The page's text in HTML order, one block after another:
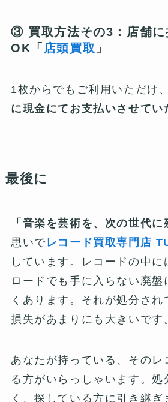
③ 買取方法その3：店舗に
OK「 店頭買取 」
1枚からでもご利用いただけ、
に現金にてお支払いさせてい
最後に
「音楽を芸術を、次の世代に
思いでレコード買取専門店
しています。レコードの中に
ロードでも手に入らない廃盤
くあります。それが処分さ
損失があまりにも大きいです
あなたが持っている、そのレ
る方がいらっしゃいます。処
く、探している方に引き継ぎ